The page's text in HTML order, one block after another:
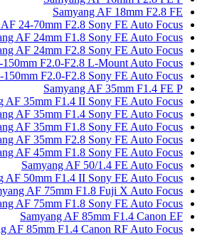
Samyang AF 18mm F2.8 FE
AF 24-70mm F2.8 Sony FE Auto Focus
AF 24mm F1.8 Sony FE Auto Focus
AF 24mm F2.8 Sony FE Auto Focus
150mm F2.0-F2.8 L-Mount Auto Focus
150mm F2.0-F2.8 Sony FE Auto Focus
Samyang AF 35mm F1.4 FE P
AF 35mm F1.4 II Sony FE Auto Focus
AF 35mm F1.4 Sony FE Auto Focus
AF 35mm F1.8 Sony FE Auto Focus
AF 35mm F2.8 Sony FE Auto Focus
AF 45mm F1.8 Sony FE Auto Focus
Samyang AF 50/1.4 FE Auto Focus
AF 50mm F1.4 II Sony FE Auto Focus
AF 75mm F1.8 Fuji X Auto Focus
AF 75mm F1.8 Sony FE Auto Focus
Samyang AF 85mm F1.4 Canon EF
AF 85mm F1.4 Canon RF Auto Focus